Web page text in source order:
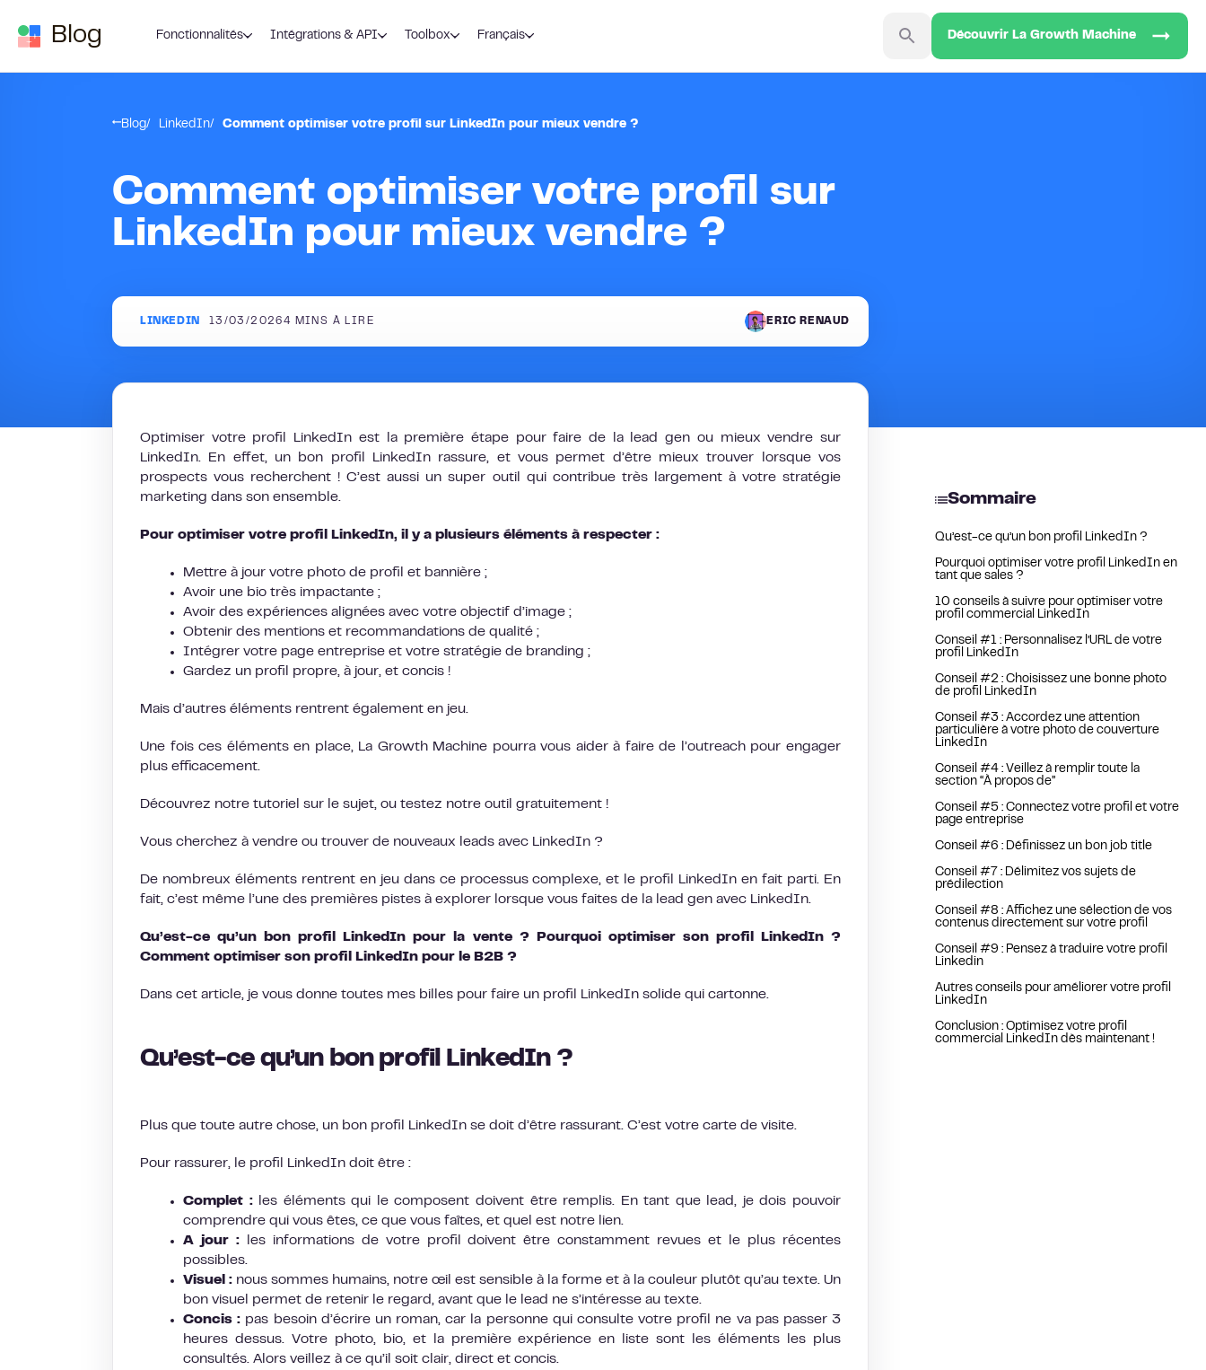
Blog Fonctionnalités Intégrations & API Toolbox Français Découvrir La Growth Machine
Blog LinkedIn Comment optimiser votre profil sur LinkedIn pour mieux vendre ?
Comment optimiser votre profil sur
LinkedIn pour mieux vendre ?
LINKEDIN 13/03/2026 4 MINS À LIRE ERIC RENAUD
Sommaire
Qu’est-ce qu’un bon profil LinkedIn ?
Pourquoi optimiser votre profil LinkedIn en
tant que sales ?
10 conseils à suivre pour optimiser votre
profil commercial LinkedIn
Conseil #1 : Personnalisez l’URL de votre
profil LinkedIn
Conseil #2 : Choisissez une bonne photo
de profil LinkedIn
Conseil #3 : Accordez une attention
particulière à votre photo de couverture
LinkedIn
Conseil #4 : Veillez à remplir toute la
section “À propos de”
Conseil #5 : Connectez votre profil et votre
page entreprise
Conseil #6 : Définissez un bon job title
Conseil #7 : Délimitez vos sujets de
prédilection
Conseil #8 : Affichez une sélection de vos
contenus directement sur votre profil
Conseil #9 : Pensez à traduire votre profil
Linkedin
Autres conseils pour améliorer votre profil
LinkedIn
Conclusion : Optimisez votre profil
commercial LinkedIn dès maintenant !
Optimiser votre profil LinkedIn est la première étape pour faire de la lead gen ou mieux vendre sur
LinkedIn. En effet, un bon profil LinkedIn rassure, et vous permet d’être mieux trouver lorsque vos
prospects vous recherchent ! C’est aussi un super outil qui contribue très largement à votre stratégie
marketing dans son ensemble.
Pour optimiser votre profil LinkedIn, il y a plusieurs éléments à respecter :
Mettre à jour votre photo de profil et bannière ;
Avoir une bio très impactante ;
Avoir des expériences alignées avec votre objectif d’image ;
Obtenir des mentions et recommandations de qualité ;
Intégrer votre page entreprise et votre stratégie de branding ;
Gardez un profil propre, à jour, et concis !
Mais d’autres éléments rentrent également en jeu.
Une fois ces éléments en place, La Growth Machine pourra vous aider à faire de l’outreach pour engager
plus efficacement.
Découvrez notre tutoriel sur le sujet, ou testez notre outil gratuitement !
Vous cherchez à vendre ou trouver de nouveaux leads avec LinkedIn ?
De nombreux éléments rentrent en jeu dans ce processus complexe, et le profil LinkedIn en fait parti. En
fait, c’est même l’une des premières pistes à explorer lorsque vous faites de la lead gen avec LinkedIn.
Qu’est-ce qu’un bon profil LinkedIn pour la vente ? Pourquoi optimiser son profil LinkedIn ?
Comment optimiser son profil LinkedIn pour le B2B ?
Dans cet article, je vous donne toutes mes billes pour faire un profil LinkedIn solide qui cartonne.
Qu’est-ce qu’un bon profil LinkedIn ?
Plus que toute autre chose, un bon profil LinkedIn se doit d’être rassurant. C’est votre carte de visite.
Pour rassurer, le profil LinkedIn doit être :
Complet :
les éléments qui le composent doivent être remplis. En tant que lead, je dois pouvoir
comprendre qui vous êtes, ce que vous faîtes, et quel est notre lien.
A jour :
les informations de votre profil doivent être constamment revues et le plus récentes
possibles.
Visuel : nous sommes humains, notre œil est sensible à la forme et à la couleur plutôt qu’au texte. Un
bon visuel permet de retenir le regard, avant que le lead ne s’intéresse au texte.
Concis : pas besoin d’écrire un roman, car la personne qui consulte votre profil ne va pas passer 3
heures dessus. Votre photo, bio, et la première expérience en liste sont les éléments les plus
consultés. Alors veillez à ce qu’il soit clair, direct et concis.